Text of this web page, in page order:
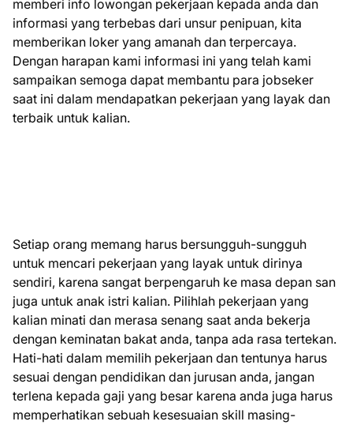
memberi info lowongan pekerjaan kepada anda dan
informasi yang terbebas dari unsur penipuan, kita
memberikan loker yang amanah dan terpercaya.
Dengan harapan kami informasi ini yang telah kami
sampaikan semoga dapat membantu para jobseker
saat ini dalam mendapatkan pekerjaan yang layak dan
terbaik untuk kalian.
Setiap orang memang harus bersungguh-sungguh
untuk mencari pekerjaan yang layak untuk dirinya
sendiri, karena sangat berpengaruh ke masa depan san
juga untuk anak istri kalian. Pilihlah pekerjaan yang
kalian minati dan merasa senang saat anda bekerja
dengan keminatan bakat anda, tanpa ada rasa tertekan.
Hati-hati dalam memilih pekerjaan dan tentunya harus
sesuai dengan pendidikan dan jurusan anda, jangan
terlena kepada gaji yang besar karena anda juga harus
memperhatikan sebuah kesesuaian skill masing-